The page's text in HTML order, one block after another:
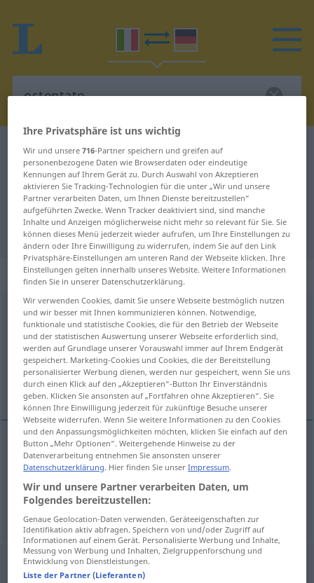
Italienisch-Deutsch Wörterbuch ostentato
Italienisch-Deutsch Übersetzung
für "ostentato"
"ostentato" Deutsch Übersetzung
„ostentato“: aggettivo
ostentato [ostenˈtaːto]adj
Übersicht aller Übersetzungen
(Für mehr Details die Übersetzung anklicken/antippen)
zur Schau gestellt ostentativ
zurSchaugestellt ostentato
ostentativ
Ihre Privatsphäre ist uns wichtig
Wir und unsere716-Partner speichern und greifen auf
personenbezogene Daten wie Browserdaten oder eindeutige
Kennungen auf Ihrem Gerät zu. Durch Auswahl von Akzeptieren
aktivieren Sie Tracking-Technologien für die unter „Wir und unsere
Partner verarbeiten Daten, um Ihnen Dienste bereitzustellen“
aufgeführten Zwecke. Wenn Tracker deaktiviert sind, sind manche
Inhalte und Anzeigen möglicherweise nicht mehr so relevant für Sie. Sie
können dieses Menü jederzeit wieder aufrufen, um Ihre Einstellungen zu
ändern oder Ihre Einwilligung zu widerrufen, indem Sie auf den Link
Privatsphäre-Einstellungen am unteren Rand der Webseite klicken. Ihre
Einstellungen gelten innerhalb unseres Website. Weitere Informationen
finden Sie in unserer Datenschutzerklärung.
Wir verwenden Cookies, damit Sie unsere Webseite bestmöglich nutzen
und wir besser mit Ihnen kommunizieren können. Notwendige,
funktionale und statistische Cookies, die für den Betrieb der Webseite
und der statistischen Auswertung unserer Webseite erforderlich sind,
werden auf Grundlage unserer Vorauswahl immer auf Ihrem Endgerät
gespeichert. Marketing-Cookies und Cookies, die der Bereitstellung
personalisierter Werbung dienen, werden nur gespeichert, wenn Sie uns
durch einen Klick auf den „Akzeptieren“-Button Ihr Einverständnis
geben. Klicken Sie ansonsten auf „Fortfahren ohne Akzeptieren“. Sie
können Ihre Einwilligung jederzeit für zukünftige Besuche unserer
Webseite widerrufen. Wenn Sie weitere Informationen zu den Cookies
und den Anpassungsmöglichkeiten möchten, klicken Sie einfach auf den
Button „Mehr Optionen“. Weitergehende Hinweise zu der
Datenverarbeitung entnehmen Sie ansonsten unserer
Datenschutzerklärung. Hier finden Sie unserImpressum.
Wir und unsere Partner verarbeiten Daten, um
Folgendes bereitzustellen:
Genaue Geolocation-Daten verwenden. Geräteeigenschaften zur
Identifikation aktiv abfragen. Speichern von und/oder Zugriff auf
Informationen auf einem Gerät. Personalisierte Werbung und Inhalte,
Messung von Werbung und Inhalten, Zielgruppenforschung und
Entwicklung von Dienstleistungen.
Liste der Partner (Lieferanten)